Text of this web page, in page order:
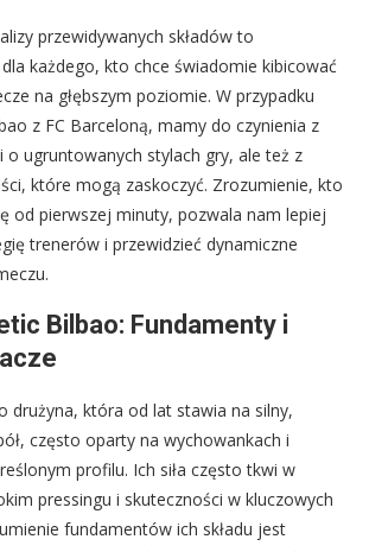
przewidywanych składów to
każdego, kto chce świadomie kibicować
na głębszym poziomie. W przypadku
z FC Barceloną, mamy do czynienia z
o ugruntowanych stylach gry, ale też z
które mogą zaskoczyć. Zrozumienie, kto
od pierwszej minuty, pozwala nam lepiej
trenerów i przewidzieć dynamiczne
Bilbao: Fundamenty i
drużyna, która od lat stawia na silny,
często oparty na wychowankach i
profilu. Ich siła często tkwi w
pressingu i skuteczności w kluczowych
fundamentów ich składu jest